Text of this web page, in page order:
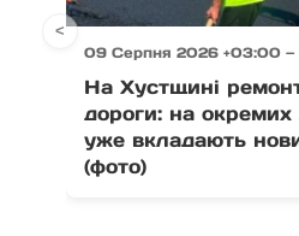
09 Серпня 2026 +03:00 —
На Хустщині
дороги: на окремих
уже вкладають
(фото)
<